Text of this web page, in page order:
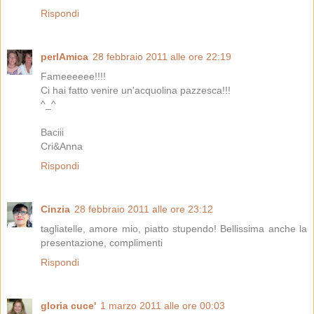
Rispondi
perlAmica 28 febbraio 2011 alle ore 22:19
Fameeeeee!!!!
Ci hai fatto venire un'acquolina pazzesca!!!
^_^
Baciii
Cri&Anna
Rispondi
Cinzia 28 febbraio 2011 alle ore 23:12
tagliatelle, amore mio, piatto stupendo! Bellissima anche la
presentazione, complimenti
Rispondi
gloria cuce' 1 marzo 2011 alle ore 00:03